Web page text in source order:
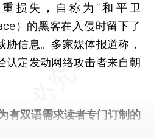
损失，自称为“和平卫
）的黑客在入侵时留下了
胁信息。多家媒体报道称，
认定发动网络攻击者来自朝
有双语需求读者专门订制的